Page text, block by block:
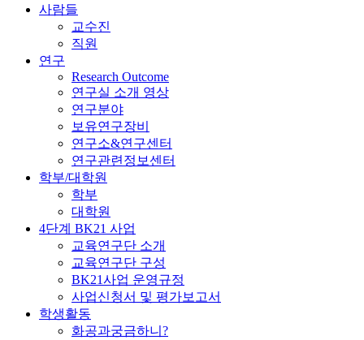
사람들
교수진
직원
연구
Research Outcome
연구실 소개 영상
연구분야
보유연구장비
연구소&연구센터
연구관련정보센터
학부/대학원
학부
대학원
4단계 BK21 사업
교육연구단 소개
교육연구단 구성
BK21사업 운영규정
사업신청서 및 평가보고서
학생활동
화공과궁금하니?